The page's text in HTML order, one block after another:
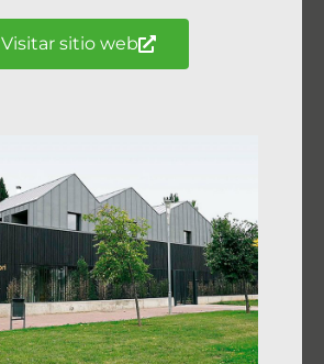
Visitar sitio web